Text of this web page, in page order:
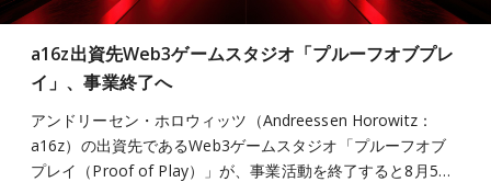
a16z出資先Web3ゲームスタジオ「プルーフオブプレ
イ」、事業終了へ
アンドリーセン・ホロウィッツ（Andreessen Horowitz：
a16z）の出資先であるWeb3ゲームスタジオ「プルーフオブ
プレイ（Proof of Play）」が、事業活動を終了すると8月5…